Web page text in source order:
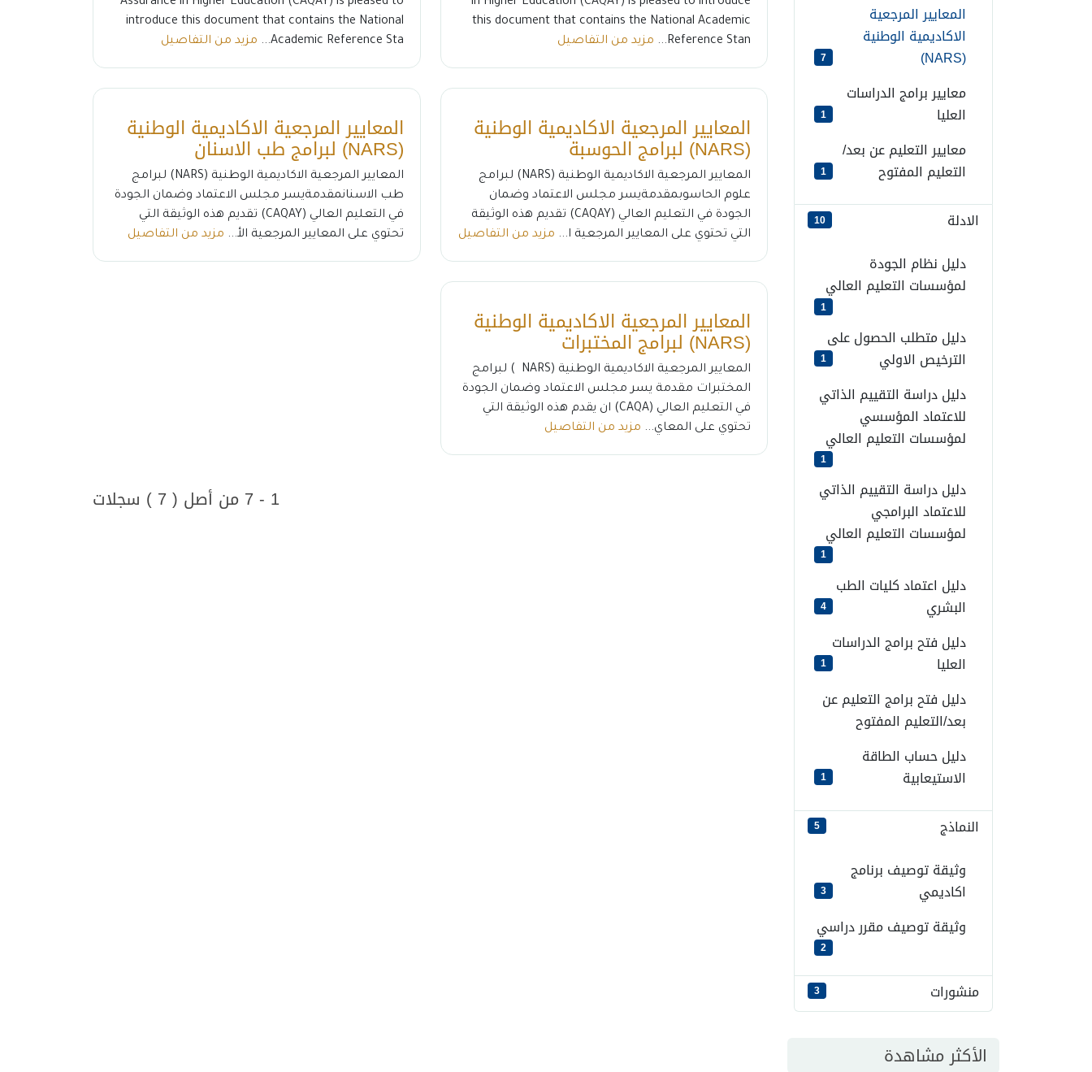
المعايير المرجعية
الاكاديمية الوطنية
(NARS)
7
معايير برامج الدراسات
العليا
1
معايير التعليم عن بعد/
التعليم المفتوح
1
الادلة 10
دليل نظام الجودة
لمؤسسات التعليم العالي
1
دليل متطلب الحصول على
الترخيص الاولي
1
دليل دراسة التقييم الذاتي
للاعتماد المؤسسي
لمؤسسات التعليم العالي
1
دليل دراسة التقييم الذاتي
للاعتماد البرامجي
لمؤسسات التعليم العالي
1
دليل اعتماد كليات الطب
البشري
4
دليل فتح برامج الدراسات
العليا
1
دليل فتح برامج التعليم عن
بعد/التعليم المفتوح
دليل حساب الطاقة
الاستيعابية
1
النماذج 5
وثيقة توصيف برنامج
اكاديمي
3
وثيقة توصيف مقرر دراسي
2
منشورات 3
الأكثر مشاهدة
this document that contains the National Academic
Reference Stan...
مزيد من التفاصيل
introduce this document that contains the National
Academic Reference Sta...
مزيد من التفاصيل
المعايير المرجعية الاكاديمية الوطنية
(NARS) لبرامج الحوسبة
المعايير المرجعية الاكاديمية الوطنية (NARS) لبرامج
علوم الحاسوبمقدمةيسر مجلس الاعتماد وضمان
الجودة في التعليم العالي (CAQAY) تقديم هذه الوثيقة
التي تحتوي على المعايير المرجعية ا... مزيد من التفاصيل
المعايير المرجعية الاكاديمية الوطنية
(NARS) لبرامج طب الاسنان
المعايير المرجعية الاكاديمية الوطنية (NARS) لبرامج
طب الاسنانمقدمةيسر مجلس الاعتماد وضمان الجودة
في التعليم العالي (CAQAY) تقديم هذه الوثيقة التي
تحتوي على المعايير المرجعية الأ... مزيد من التفاصيل
المعايير المرجعية الاكاديمية الوطنية
(NARS) لبرامج المختبرات
المعايير المرجعية الاكاديمية الوطنية (NARS ) لبرامج
المختبرات مقدمة يسر مجلس الاعتماد وضمان الجودة
في التعليم العالي (CAQA) ان يقدم هذه الوثيقة التي
تحتوي على المعاي... مزيد من التفاصيل
1 - 7 من أصل ( 7 ) سجلات